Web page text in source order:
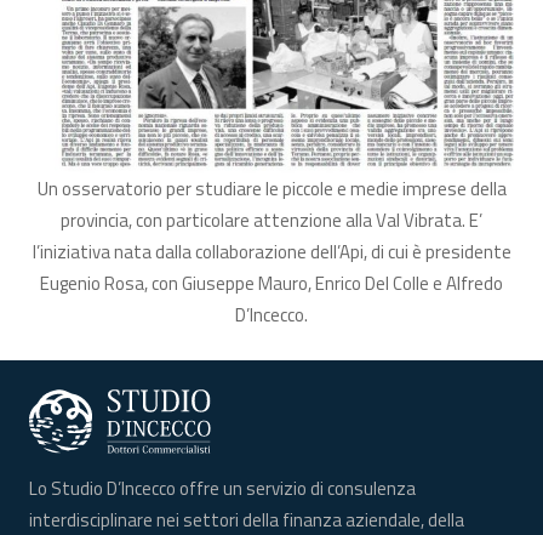
Un osservatorio per studiare le piccole e medie imprese della
provincia, con particolare attenzione alla Val Vibrata. E’
l’iniziativa nata dalla collaborazione dell’Api, di cui è presidente
Eugenio Rosa, con Giuseppe Mauro, Enrico Del Colle e Alfredo
D’Incecco.
Lo Studio D’Incecco offre un servizio di consulenza
interdisciplinare nei settori della finanza aziendale, della